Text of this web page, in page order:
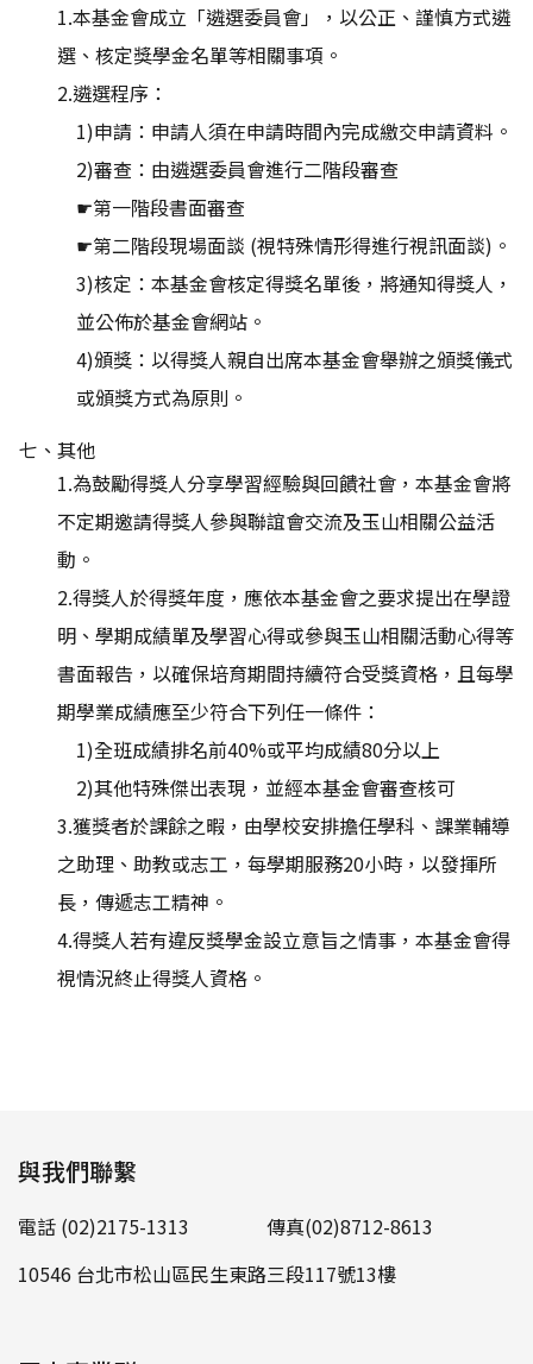
1.本基金會成立「遴選委員會」，以公正、謹慎方式遴
選、核定獎學金名單等相關事項。
2.遴選程序：
1)申請：申請人須在申請時間內完成繳交申請資料。
2)審查：由遴選委員會進行二階段審查
☛第一階段書面審查
☛第二階段現場面談 (視特殊情形得進行視訊面談)。
3)核定：本基金會核定得獎名單後，將通知得獎人，
並公佈於基金會網站。
4)頒獎：以得獎人親自出席本基金會舉辦之頒獎儀式
或頒獎方式為原則。
七、其他
1.為鼓勵得獎人分享學習經驗與回饋社會，本基金會將
不定期邀請得獎人參與聯誼會交流及玉山相關公益活
動。
2.得獎人於得獎年度，應依本基金會之要求提出在學證
明、學期成績單及學習心得或參與玉山相關活動心得等
書面報告，以確保培育期間持續符合受獎資格，且每學
期學業成績應至少符合下列任一條件：
1)全班成績排名前40%或平均成績80分以上
2)其他特殊傑出表現，並經本基金會審查核可
3.獲獎者於課餘之暇，由學校安排擔任學科、課業輔導
之助理、助教或志工，每學期服務20小時，以發揮所
長，傳遞志工精神。
4.得獎人若有違反獎學金設立意旨之情事，本基金會得
視情況終止得獎人資格。
與我們聯繫
電話 (02)2175-1313
傳真(02)8712-8613
10546 台北市松山區民生東路三段117號13樓